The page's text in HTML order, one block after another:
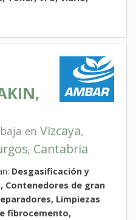
en Vizcaya,
, Cantabria
Desgasificación y
Contenedores de gran
Limpiezas
fibrocemento,